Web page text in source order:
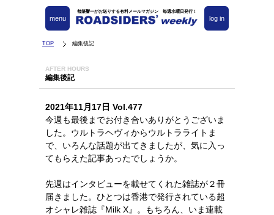
都築響一がお送りする有料メールマガジン 毎週水曜日発行！
log in
menu
TOP 編集後記
AFTER HOURS
編集後記
2021年11月17日 Vol.477
今週も最後までお付き合いありがとうございま
した。ウルトラヘヴィからウルトラライトま
で、いろんな話題が出てきましたが、気に入っ
てもらえた記事あったでしょうか。
先週はインタビューを載せてくれた雑誌が２冊
届きました。ひとつは香港で発行されている超
オシャレ雑誌『Milk X』。もちろん、いま連載